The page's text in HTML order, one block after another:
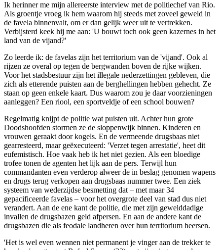
Ik herinner me mijn allereerste interview met de politiechef van Rio.
Als groentje vroeg ik hem waarom hij steeds met zoveel geweld in
de favela binnenvalt, om er dan gelijk weer uit te vertrekken.
Verbijsterd keek hij me aan: 'U bouwt toch ook geen kazernes in het
land van de vijand?'
Zo leerde ik: de favelas zijn het territorium van de 'vijand'. Ook al
rijzen ze overal op tegen de bergwanden boven de rijke wijken.
Voor het stadsbestuur zijn het illegale nederzettingen gebleven, die
zich als etterende puisten aan de berghellingen hebben gehecht. Ze
staan op geen enkele kaart. Dus waarom zou je daar voorzieningen
aanleggen? Een riool, een sportveldje of een school bouwen?
Regelmatig knijpt de politie wat puisten uit. Achter hun grote
Doodshoofden stormen ze de sloppenwijk binnen. Kinderen en
vrouwen geraakt door kogels. En de vermeende drugsbaas niet
gearresteerd, maar geëxecuteerd: 'Verzet tegen arrestatie', heet dit
eufemistisch. Hoe vaak heb ik het niet gezien. Als een bloedige
trofee tonen de agenten het lijk aan de pers. Terwijl hun
commandanten even verderop alweer de in beslag genomen wapens
en drugs terug verkopen aan drugsbaas nummer twee. Een ziek
systeem van wederzijdse besmetting dat – met maar 34
gepacificeerde favelas – voor het overgrote deel van stad dus niet
verandert. Aan de ene kant de politie, die met zijn gewelddadige
invallen de drugsbazen geld afpersen. En aan de andere kant de
drugsbazen die als feodale landheren over hun territorium heersen.
'Het is wel even wennen niet permanent je vinger aan de trekker te